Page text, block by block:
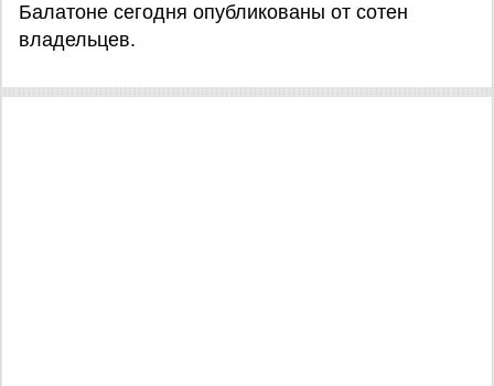
Балатоне сегодня опубликованы от сотен
владельцев.